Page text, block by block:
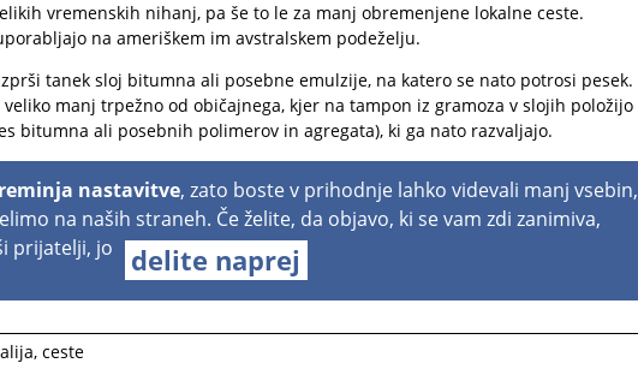
vremenskih nihanj, pa še to le za manj obremenjene lokalne ceste.
na ameriškem im avstralskem podeželju.
tanek sloj bitumna ali posebne emulzije, na katero se nato potrosi pesek.
veliko manj trpežno od običajnega, kjer na tampon iz gramoza v slojih položijo
bitumna ali posebnih polimerov in agregata), ki ga nato razvaljajo.
nastavitve, zato boste v prihodnje lahko videvali manj vsebin,
na naših straneh. Če želite, da objavo, ki se vam zdi zanimiva,
prijatelji, jo
delite naprej
, ceste